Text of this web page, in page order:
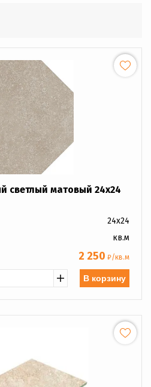
светлый матовый 24x24
24x24
кв.м
2 250 ₽/кв.м
В корзину